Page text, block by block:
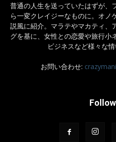
普通の人生を送っていたはずが、
ら一変クレイジーなものに。オノ
説風に紹介。マラテやマカティ、
グを基に、女性との恋愛や旅行小
ビジネスなど様々な情
お問い合わせ: